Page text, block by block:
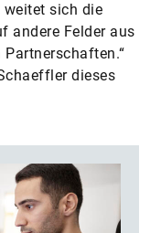
sich die
andere Felder aus
dieses